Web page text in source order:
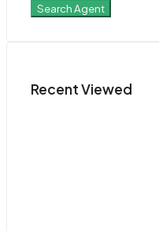
Search Agent
Recent Viewed